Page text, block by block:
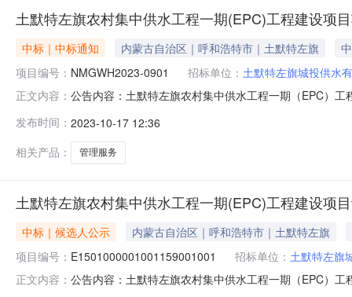
土默特左旗农村集中供水工程一期(EPC)工程建设项
中标｜中标通知 内蒙古自治区｜呼和浩特市｜土默特左旗
项目编号： NMGWH2023-0901 招标单位： 土默特左旗城投供水
正文内容： 公告内容：土默特左旗农村集中供水工程一期（EPC）
生效之日起计算，直至合同约定的项目管理服务工作全
投供水有限责任公
发布时间： 2023-10-17 12:36
相关产品：
管理服务
土默特左旗农村集中供水工程一期(EPC)工程建设项
中标｜候选人公示
内蒙古自治区｜呼和浩特市｜土默特左旗
项目编号： E1501000001001159001001 招标单位： 土默特左旗
正文内容： 公告内容：土默特左旗农村集中供水工程一期（EPC）